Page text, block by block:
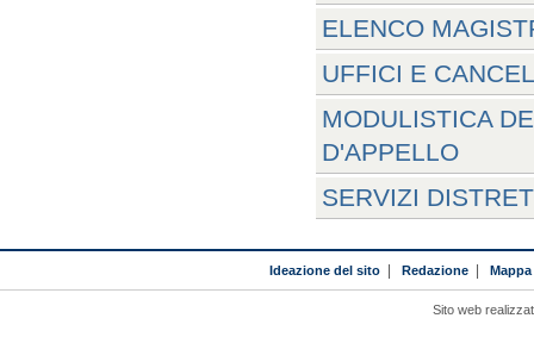
ELENCO
UFFICI E
MODULISTICA
D'APPELLO
SERVIZI
Ideazione del sito| Redazione|
Sito web